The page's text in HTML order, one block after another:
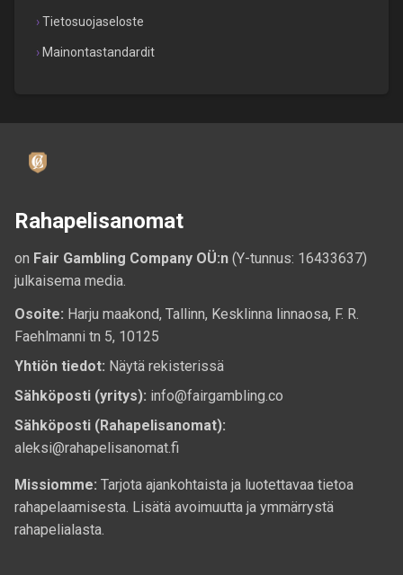
Tietosuojaseloste
Mainontastandardit
Rahapelisanomat
on Fair Gambling Company OÜ:n (Y-tunnus: 16433637)
julkaisema media.
Osoite: Harju maakond, Tallinn, Kesklinna linnaosa, F. R.
Faehlmanni tn 5, 10125
Yhtiön tiedot: Näytä rekisterissä
Sähköposti (yritys): info@fairgambling.co
Sähköposti (Rahapelisanomat):
aleksi@rahapelisanomat.fi
Missiomme: Tarjota ajankohtaista ja luotettavaa tietoa
rahapelaamisesta. Lisätä avoimuutta ja ymmärrystä
rahapelialasta.